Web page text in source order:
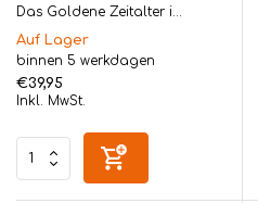
Das Goldene Zeitalter i...
Auf Lager
binnen 5 werkdagen
€39,95
Inkl. MwSt.